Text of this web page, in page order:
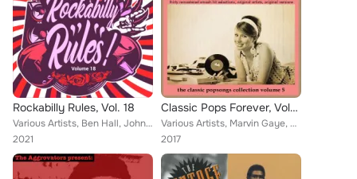
Rockabilly Rules, Vol. 18
Various Artists, Ben Hall, Johnny Redd, Winnie Starr, Custer Bottoms, Elvis Presley, Jimmy Swan, Al Ferrier, Burrie Manso, Frank...
2021
Classic Pops Forever, Volume 5
Various Artists, Marvin Gaye, Eddie Holland, Pat Kelly, The Champs, Mary Wells, Lonnie Donegan, Gracie Fields, The Contours, Tom...
2017